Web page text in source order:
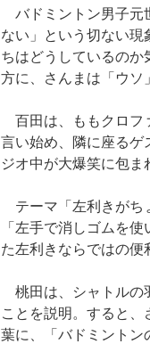
バドミントン男子元
ない」という切ない現
ちはどうしているのか
方に、さんまは「ウソ
百田は、ももクロフ
言い始め、隣に座るゲ
ジオ中が大爆笑に包ま
テーマ「左利きがち
「左手で消しゴムを
た左利きならではの便
桃田は、シャトルの
ことを説明。すると
葉に、「バドミントン